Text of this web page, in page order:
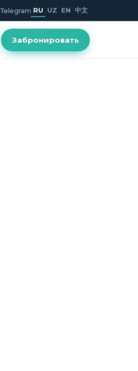
Telegram RU UZ EN 中文
Забронировать